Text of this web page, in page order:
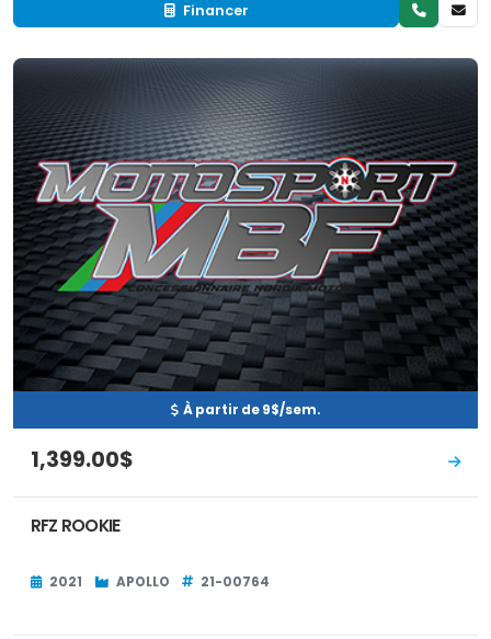
Financer
Neuf
À partir de 9$/sem.
1,399.00$
RFZ ROOKIE
2021 APOLLO 21-00764